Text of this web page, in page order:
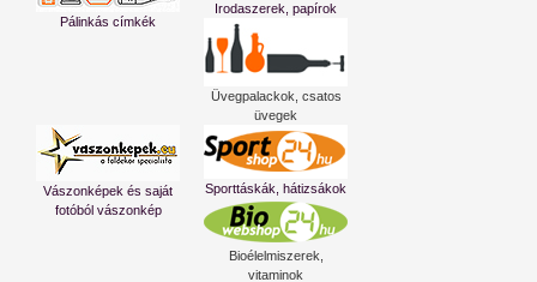
Pálinkás címkék
Irodaszerek, papírok
Üvegpalackok, csatos
üvegek
Vászonképek és saját
fotóból vászonkép
Sporttáskák, hátizsákok
Bioélelmiszerek,
vitaminok